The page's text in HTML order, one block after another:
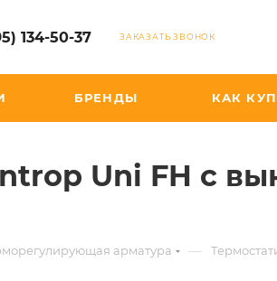
134-50-37 ЗАКАЗАТЬ ЗВОНОК
БРЕНДЫ КАК
Uni FH с
арматура —